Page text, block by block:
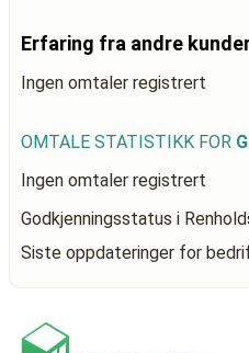
Erfaring fra andre
Ingen omtaler registrert
OMTALE STATISTIKK FOR
Ingen omtaler registrert
Godkjenningsstatus i
Siste oppdateringer for